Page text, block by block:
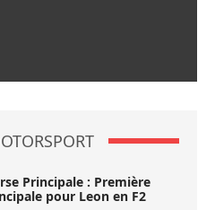
Principale : Première
pour Leon en F2